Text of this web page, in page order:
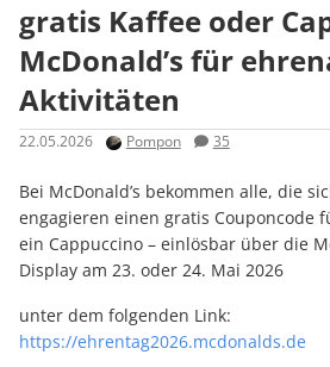
gratis Kaffee oder
McDonald’s für
Aktivitäten
22.05.2026 Pompon 35
Bei McDonald’s bekommen alle, die
engagieren einen gratis Couponcode
ein Cappuccino – einlösbar über die
Display am 23. oder 24. Mai 2026
unter dem folgenden Link:
https://ehrentag2026.mcdonalds.de